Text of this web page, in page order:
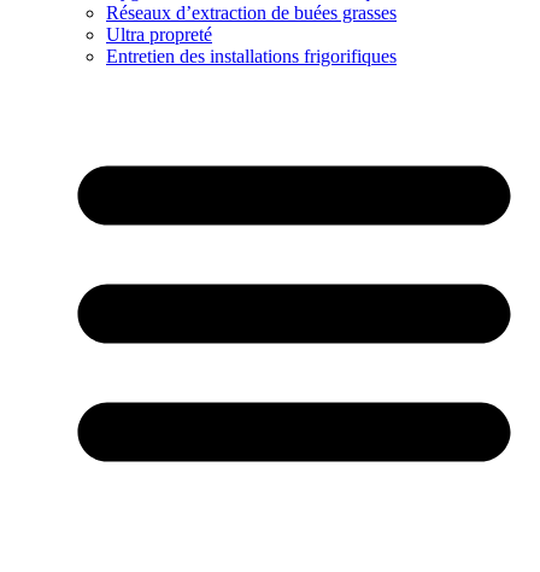
Réseaux d’extraction de buées grasses
Ultra propreté
Entretien des installations frigorifiques